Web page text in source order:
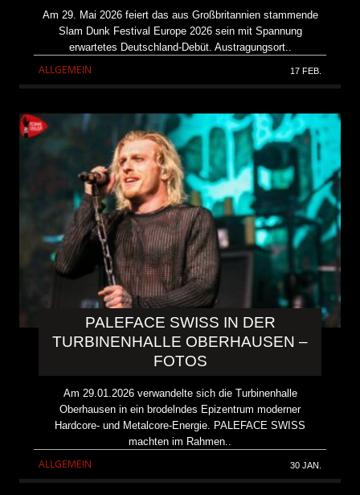
Am 29. Mai 2026 feiert das aus Großbritannien stammende
Slam Dunk Festival Europe 2026 sein mit Spannung
erwartetes Deutschland-Debüt. Austragungsort..
ALLGEMEIN 17 FEB.
PALEFACE SWISS IN DER
TURBINENHALLE OBERHAUSEN –
FOTOS
Am 29.01.2026 verwandelte sich die Turbinenhalle
Oberhausen in ein brodelndes Epizentrum moderner
Hardcore- und Metalcore-Energie. PALEFACE SWISS
machten im Rahmen..
ALLGEMEIN 30 JAN.